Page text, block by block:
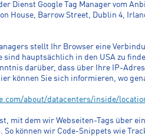
Dienst Google Tag Manager vom
House, Barrow Street, Dublin 4,
stellt Ihr Browser eine
sind hauptsächlich in den USA zu
darüber, dass über Ihre IP-
können Sie sich informieren, wo
about/datacenters/inside/
mit dem wir Webseiten-Tags über
So können wir Code-Snippets wie